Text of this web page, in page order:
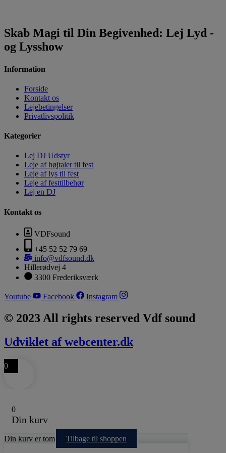
Skab Magi til Din Begivenhed: Lej Lyd -
og Lysshow
Information
Forside
Kontakt os
Lejebetingelser
Privatlivspolitik
Kategorier
Lej DJ Udstyr
Leje af højtaler til fest
Leje af lys til fest
Leje af festtilbehør
Lej en DJ
Kontakt os
VDFsound
+45 52 52 79 69
info@vdfsound.dk
Hillerødvej 4
3300 Frederiksværk
Youtube Facebook Instagram
© 2023 All rights reserved Vdf sound
Udviklet af webcenter.dk
0
0
Din kurv
Din kurv er tom Tilbage til shoppen